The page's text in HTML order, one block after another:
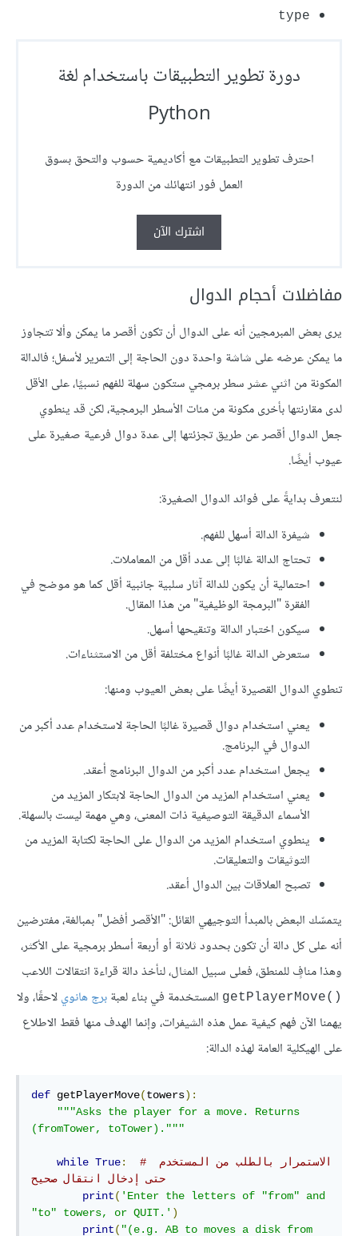
type
دورة تطوير التطبيقات باستخدام لغة
Python
احترف تطوير التطبيقات مع أكاديمية حسوب والتحق بسوق
العمل فور انتهائك من الدورة
اشترك الآن
مفاضلات أحجام الدوال
يرى بعض المبرمجين أنه على الدوال أن تكون أقصر ما يمكن وألا تتجاوز
ما يمكن عرضه على شاشة واحدة دون الحاجة إلى التمرير لأسفل؛ فالدالة
المكونة من اثني عشر سطر برمجي ستكون سهلة للفهم نسبيًا، على الأقل
لدى مقارنتها بأخرى مكونة من مئات الأسطر البرمجية، لكن قد ينطوي
جعل الدوال أقصر عن طريق تجزئتها إلى عدة دوال فرعية صغيرة على
عيوب أيضًا.
لنتعرف بدايةً على فوائد الدوال الصغيرة:
شيفرة الدالة أسهل للفهم.
تحتاج الدالة غالبًا إلى عدد أقل من المعاملات.
احتمالية أن يكون للدالة آثار سلبية جانبية أقل كما هو موضح في
الفقرة "البرمجة الوظيفية" من هذا المقال.
سيكون اختبار الدالة وتنقيحها أسهل.
ستعرض الدالة غالبًا أنواع مختلفة أقل من الاستثناءات.
تنطوي الدوال القصيرة أيضًا على بعض العيوب ومنها:
يعني استخدام دوال قصيرة غالبًا الحاجة لاستخدام عدد أكبر من
الدوال في البرنامج.
يجعل استخدام عدد أكبر من الدوال البرنامج أعقد.
يعني استخدام المزيد من الدوال الحاجة لابتكار المزيد من
الأسماء الدقيقة التوصيفية ذات المعنى، وهي مهمة ليست بالسهلة.
ينطوي استخدام المزيد من الدوال على الحاجة لكتابة المزيد من
التوثيقات والتعليقات.
تصبح العلاقات بين الدوال أعقد.
يتمسّك البعض بالمبدأ التوجيهي القائل: "الأقصر أفضل" بمبالغة، مفترضين
أنه على كل دالة أن تكون بحدود ثلاثة أو أربعة أسطر برمجية على الأكثر،
وهذا منافٍ للمنطق، فعلى سبيل المثال، لنأخذ دالة قراءة انتقالات اللاعب
()getPlayerMove المستخدمة في بناء لعبةبرج هانويلاحقًا، ولا
يهمنا الآن فهم كيفية عمل هذه الشيفرات، وإنما الهدف منها فقط الاطلاع
على الهيكلية العامة لهذه الدالة:
def getPlayerMove(towers):
"""Asks the player for a move. Returns
(fromTower, toTower)."""
while True:
# الاستمرار بالطلب من المستخدم
حتى إدخال انتقال صحيح
print( 'Enter the letters of "from" and
"to" towers, or QUIT.' )
print( "(e.g. AB to moves a disk from